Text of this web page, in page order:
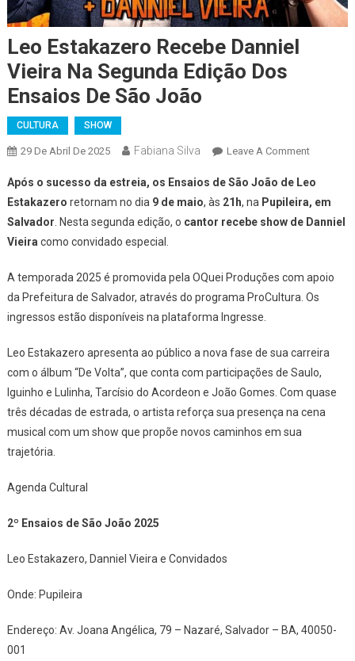
Leo Estakazero Recebe Danniel
Vieira Na Segunda Edição Dos
Ensaios De São João
CULTURA SHOW
29 De Abril De 2025 Fabiana Silva Leave A CommentOn
Recebe
Danniel
Segunda
Edição
De
São
Após o sucesso da estreia, os Ensaios de São João de Leo
Estakazero retornam no dia 9 de maio, às 21h, na Pupileira, em
Salvador . Nesta segunda edição, o cantor recebe show de Danniel
Vieira como convidado especial.
A temporada 2025 é promovida pela OQuei Produções com apoio
da Prefeitura de Salvador, através do programa ProCultura. Os
ingressos estão disponíveis na plataforma Ingresse.
Leo Estakazero apresenta ao público a nova fase de sua carreira
com o álbum “De Volta”, que conta com participações de Saulo,
Iguinho e Lulinha, Tarcísio do Acordeon e João Gomes. Com quase
três décadas de estrada, o artista reforça sua presença na cena
musical com um show que propõe novos caminhos em sua
trajetória.
Agenda Cultural
2º Ensaios de São João 2025
Leo Estakazero, Danniel Vieira e Convidados
Onde: Pupileira
Endereço: Av. Joana Angélica, 79 – Nazaré, Salvador – BA, 40050-
001